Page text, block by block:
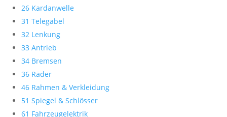
26 Kardanwelle
31 Telegabel
32 Lenkung
33 Antrieb
34 Bremsen
36 Räder
46 Rahmen & Verkleidung
51 Spiegel & Schlösser
61 Fahrzeugelektrik